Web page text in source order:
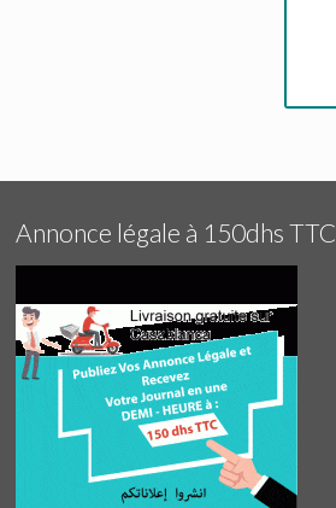
Annonce légale à 150dhs TTC